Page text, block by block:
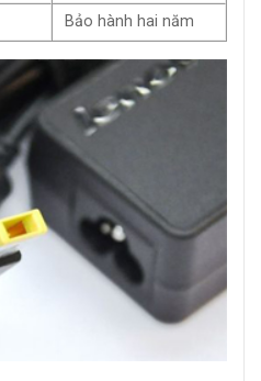
Bảo hành hai năm